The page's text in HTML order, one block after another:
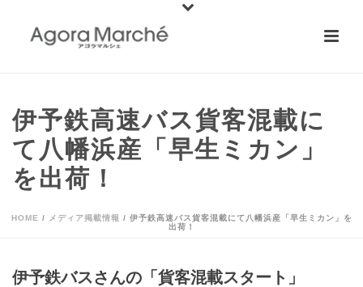
伊予鉄高速バス貨客混載に
て八幡浜産「早生ミカン」
を出荷！
HOME / メディア掲載情報 / 伊予鉄高速バス貨客混載にて八幡浜産「早生ミカン」を
出荷！
伊予鉄バスさんの「貨客混載スタート」